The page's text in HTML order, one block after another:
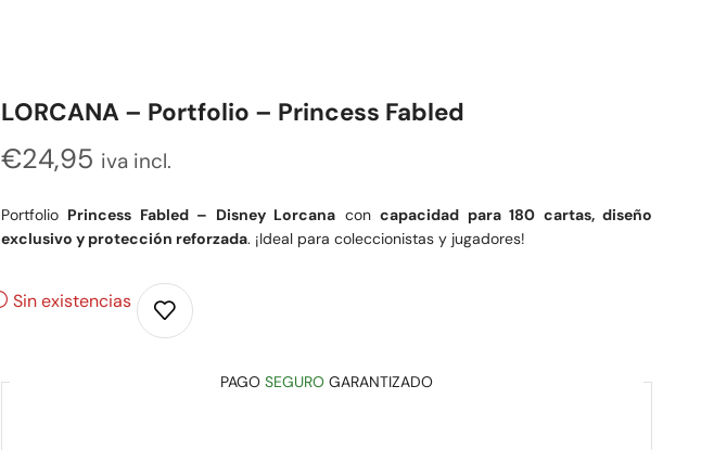
LORCANA – Portfolio – Princess Fabled
€24,95 iva incl.
Portfolio Princess Fabled – Disney Lorcana concapacidad para 180 cartas, diseño
exclusivo y protección reforzada. ¡Ideal para coleccionistas y jugadores!
Sin existencias
PAGO SEGURO GARANTIZADO